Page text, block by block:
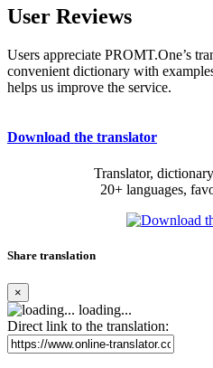
User Reviews
Users appreciate PROMT.One’s
convenient dictionary with
helps us improve the service.
Download the translator
Translator,
20+ languages,
Share translation
×
loading...
Direct link to the translation: